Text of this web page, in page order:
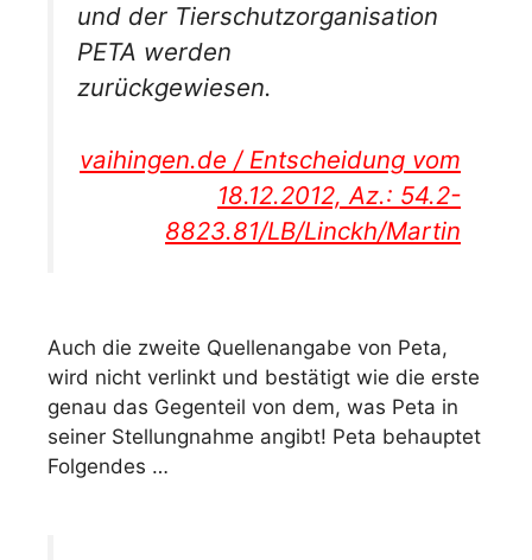
und der Tierschutzorganisation
PETA werden
zurückgewiesen.
vaihingen.de / Entscheidung vom
18.12.2012, Az.: 54.2-
8823.81/LB/Linckh/Martin
Auch die zweite Quellenangabe von Peta,
wird nicht verlinkt und bestätigt wie die erste
genau das Gegenteil von dem, was Peta in
seiner Stellungnahme angibt! Peta behauptet
Folgendes …